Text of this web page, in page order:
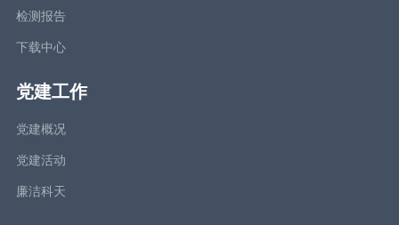
检测报告
下载中心
党建工作
党建概况
党建活动
廉洁科天